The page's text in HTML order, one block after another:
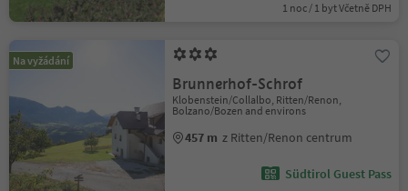
1 noc / 1 byt Včetně DPH
Na vyžádání
Brunnerhof-Schrof
Klobenstein/Collalbo, Ritten/Renon,
Bolzano/Bozen and environs
457 m z Ritten/Renon centrum
Südtirol Guest Pass